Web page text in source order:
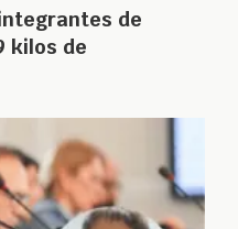
de
kilos de